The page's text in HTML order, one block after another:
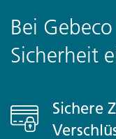
Bei
Sicherheit
Sichere